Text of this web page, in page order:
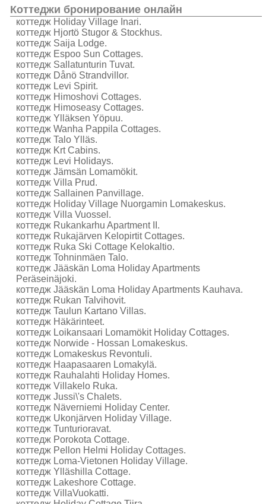
Коттеджи бронирование онлайн
коттедж Holiday Village Inari.
коттедж Hjortö Stugor & Stockhus.
коттедж Saija Lodge.
коттедж Espoo Sun Cottages.
коттедж Sallatunturin Tuvat.
коттедж Dånö Strandvillor.
коттедж Levi Spirit.
коттедж Himoshovi Cottages.
коттедж Himoseasy Cottages.
коттедж Ylläksen Yöpuu.
коттедж Wanha Pappila Cottages.
коттедж Talo Ylläs.
коттедж Krt Cabins.
коттедж Levi Holidays.
коттедж Jämsän Lomamökit.
коттедж Villa Prud.
коттедж Sallainen Panvillage.
коттедж Holiday Village Nuorgamin Lomakeskus.
коттедж Villa Vuossel.
коттедж Rukankarhu Apartment II.
коттедж Rukajärven Kelopirtit Cottages.
коттедж Ruka Ski Cottage Kelokaltio.
коттедж Tohninmäen Talo.
коттедж Jääskän Loma Holiday Apartments
Peräseinäjoki.
коттедж Jääskän Loma Holiday Apartments Kauhava.
коттедж Rukan Talvihovit.
коттедж Taulun Kartano Villas.
коттедж Häkärinteet.
коттедж Loikansaari Lomamökit Holiday Cottages.
коттедж Norwide - Hossan Lomakeskus.
коттедж Lomakeskus Revontuli.
коттедж Haapasaaren Lomakylä.
коттедж Rauhalahti Holiday Homes.
коттедж Villakelo Ruka.
коттедж Jussi\'s Chalets.
коттедж Näverniemi Holiday Center.
коттедж Ukonjärven Holiday Village.
коттедж Tunturioravat.
коттедж Porokota Cottage.
коттедж Pellon Helmi Holiday Cottages.
коттедж Loma-Vietonen Holiday Village.
коттедж Ylläshilla Cottage.
коттедж Lakeshore Cottage.
коттедж VillaVuokatti.